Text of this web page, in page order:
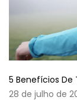
5 Benefícios De
28 de julho de